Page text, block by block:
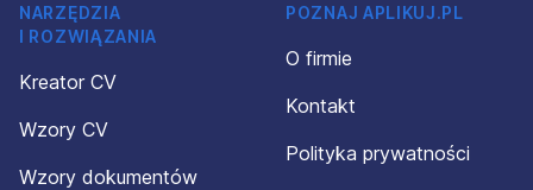
NARZĘDZIA
I ROZWIĄZANIA
Kreator CV
Wzory CV
Wzory dokumentów
POZNAJ APLIKUJ.PL
O firmie
Kontakt
Polityka prywatności